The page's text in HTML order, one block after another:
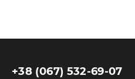
+38 (067) 532-69-07